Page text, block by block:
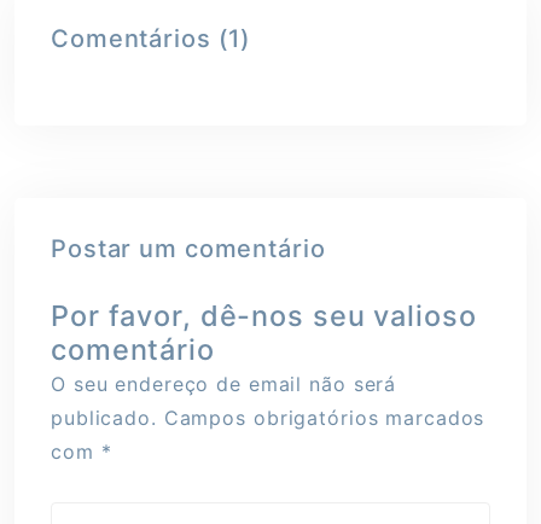
Comentários (1)
Postar um comentário
Por favor, dê-nos seu valioso
comentário
O seu endereço de email não será
publicado. Campos obrigatórios marcados
com *